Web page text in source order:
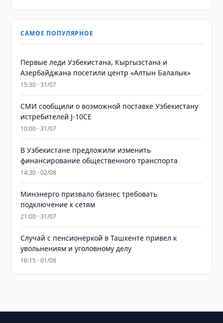
САМОЕ ПОПУЛЯРНОЕ
Первые леди Узбекистана, Кыргызстана и
Азербайджана посетили центр «Алтын Балалык»
15:30 · 31/07
СМИ сообщили о возможной поставке Узбекистану
истребителей J-10CE
10:00 · 31/07
В Узбекистане предложили изменить
финансирование общественного транспорта
14:30 · 02/08
Минэнерго призвало бизнес требовать
подключение к сетям
21:00 · 31/07
Случай с пенсионеркой в Ташкенте привел к
увольнениям и уголовному делу
16:15 · 01/08